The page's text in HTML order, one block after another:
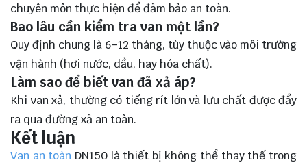
chuyên môn thực hiện để đảm bảo an toàn.
Bao lâu cần kiểm tra van một lần?
Quy định chung là 6–12 tháng, tùy thuộc vào môi trường
vận hành (hơi nước, dầu, hay hóa chất).
Làm sao để biết van đã xả áp?
Khi van xả, thường có tiếng rít lớn và lưu chất được đẩy
ra qua đường xả an toàn.
Kết luận
Van an toàn DN150 là thiết bị không thể thay thế trong